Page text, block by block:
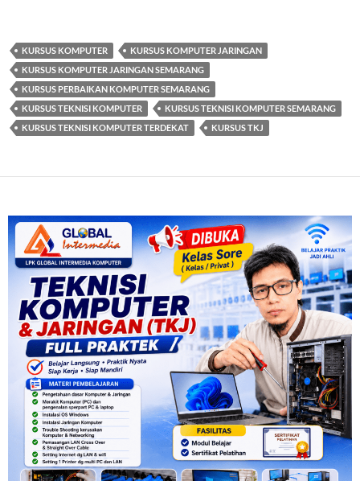
KURSUS KOMPUTER
KURSUS KOMPUTER JARINGAN
KURSUS KOMPUTER JARINGAN SEMARANG
KURSUS PERBAIKAN KOMPUTER SEMARANG
KURSUS TEKNISI KOMPUTER
KURSUS TEKNISI KOMPUTER SEMARANG
KURSUS TEKNISI KOMPUTER TERDEKAT
KURSUS TKJ